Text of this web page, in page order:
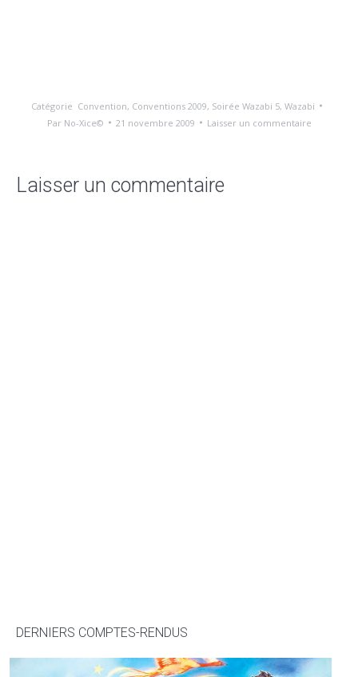
Catégorie Convention, Conventions 2009, Soirée Wazabi 5, Wazabi
Par No-Xice© 21 novembre 2009 Laisser un commentaire
Laisser un commentaire
DERNIERS COMPTES-RENDUS